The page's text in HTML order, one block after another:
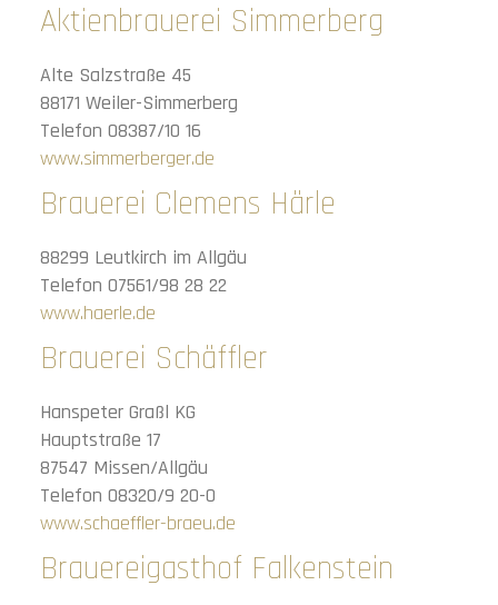
Aktienbrauerei Simmerberg
Alte Salzstraße 45
88171 Weiler-Simmerberg
Telefon 08387/10 16
www.simmerberger.de
Brauerei Clemens Härle
88299 Leutkirch im Allgäu
Telefon 07561/98 28 22
www.haerle.de
Brauerei Schäffler
Hanspeter Graßl KG
Hauptstraße 17
87547 Missen/Allgäu
Telefon 08320/9 20-0
www.schaeffler-braeu.de
Brauereigasthof Falkenstein